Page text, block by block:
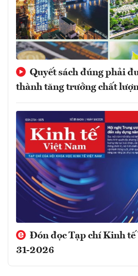
Quyết sách đúng phải
thành tăng trưởng chất
Đón đọc Tạp chí Kinh tế
31-2026